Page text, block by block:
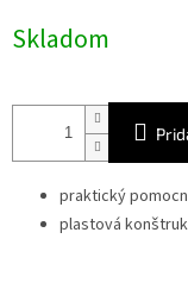
cena:
Skladom
praktický
plastová